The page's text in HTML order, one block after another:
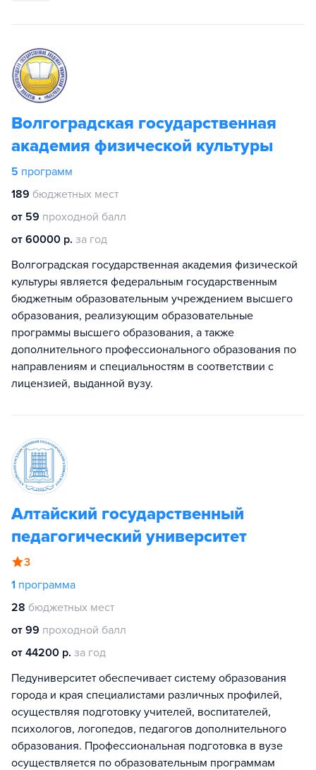
Волгоградская государственная
академия физической культуры
5 программ
189 бюджетных мест
от 59 проходной балл
от 60000 р. за год
Волгоградская государственная академия физической
культуры является федеральным государственным
бюджетным образовательным учреждением высшего
образования, реализующим образовательные
программы высшего образования, а также
дополнительного профессионального образования по
направлениям и специальностям в соответствии с
лицензией, выданной вузу.
Алтайский государственный
педагогический университет
3
1 программа
28 бюджетных мест
от 99 проходной балл
от 44200 р. за год
Педуниверситет обеспечивает систему образования
города и края специалистами различных профилей,
осуществляя подготовку учителей, воспитателей,
психологов, логопедов, педагогов дополнительного
образования. Профессиональная подготовка в вузе
осуществляется по образовательным программам